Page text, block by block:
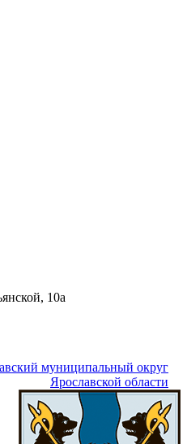
10а
муниципальный округ
Ярославской области